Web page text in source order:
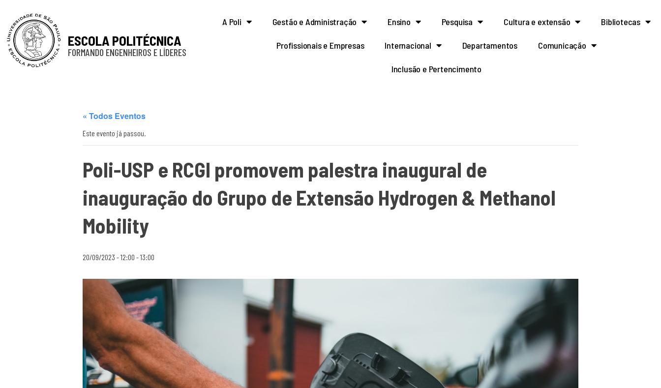
ESCOLA POLITÉCNICA
FORMANDO ENGENHEIROS E LÍDERES
A Poli Gestão e Administração Ensino Pesquisa Cultura e extensão Bibliotecas
Profissionais e Empresas Internacional Departamentos Comunicação
Inclusão e Pertencimento
« Todos Eventos
Este evento já passou.
Poli-USP e RCGI promovem palestra inaugural de
inauguração do Grupo de Extensão Hydrogen & Methanol
Mobility
20/09/2023 - 12:00 -13:00